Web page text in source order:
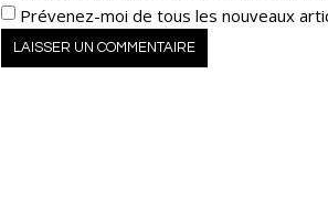
Prévenez-moi de tous les nouveaux